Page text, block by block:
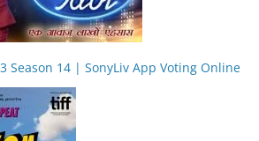
Season 14 | SonyLiv App Voting Online